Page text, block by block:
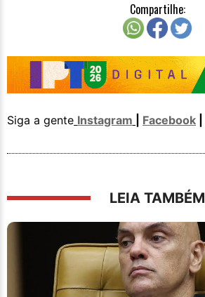
Compartilhe:
Siga a gente Instagram Facebook
LEIA TAMBÉM